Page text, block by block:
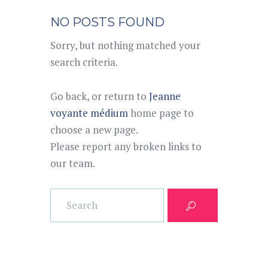
NO POSTS FOUND
Sorry, but nothing matched your
search criteria.
Go back, or return to Jeanne
voyante médium home page to
choose a new page.
Please report any broken links to
our team.